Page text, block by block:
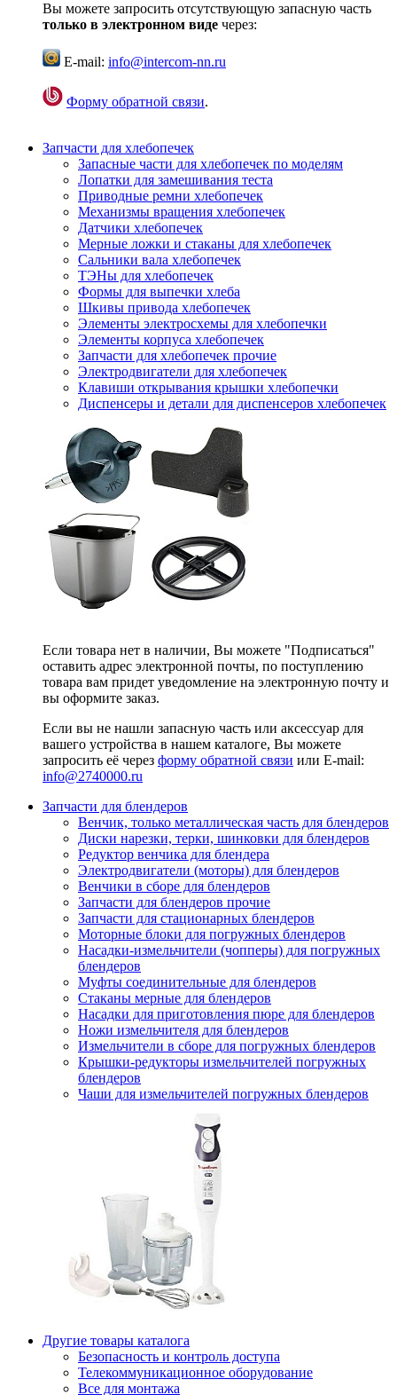
Вы можете запросить отсутствующую запасную часть
только в электронном виде через:
E-mail: info@intercom-nn.ru
Форму обратной связи.
Запчасти для хлебопечек
Запасные части для хлебопечек по моделям
Лопатки для замешивания теста
Приводные ремни хлебопечек
Механизмы вращения хлебопечек
Датчики хлебопечек
Мерные ложки и стаканы для хлебопечек
Сальники вала хлебопечек
ТЭНы для хлебопечек
Формы для выпечки хлеба
Шкивы привода хлебопечек
Элементы электросхемы для хлебопечки
Элементы корпуса хлебопечек
Запчасти для хлебопечек прочие
Электродвигатели для хлебопечек
Клавиши открывания крышки хлебопечки
Диспенсеры и детали для диспенсеров хлебопечек
Если товара нет в наличии, Вы можете "Подписаться"
оставить адрес электронной почты, по поступлению
товара вам придет уведомление на электронную почту и
вы оформите заказ.
Если вы не нашли запасную часть или аксессуар для
вашего устройства в нашем каталоге, Вы можете
запросить её через форму обратной связи или E-mail:
info@2740000.ru
Запчасти для блендеров
Венчик, только металлическая часть для блендеров
Диски нарезки, терки, шинковки для блендеров
Редуктор венчика для блендера
Электродвигатели (моторы) для блендеров
Венчики в сборе для блендеров
Запчасти для блендеров прочие
Запчасти для стационарных блендеров
Моторные блоки для погружных блендеров
Насадки-измельчители (чопперы) для погружных
блендеров
Муфты соединительные для блендеров
Стаканы мерные для блендеров
Насадки для приготовления пюре для блендеров
Ножи измельчителя для блендеров
Измельчители в сборе для погружных блендеров
Крышки-редукторы измельчителей погружных
блендеров
Чаши для измельчителей погружных блендеров
Другие товары каталога
Безопасность и контроль доступа
Телекоммуникационное оборудование
Все для монтажа